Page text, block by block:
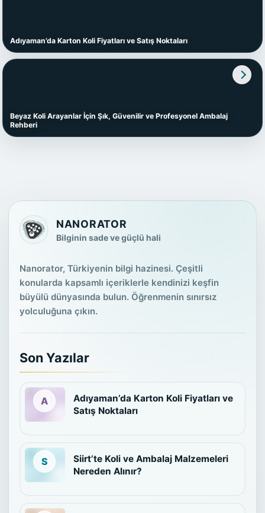
Adıyaman’da Karton Koli Fiyatları ve Satış Noktaları
Beyaz Koli Arayanlar İçin Şık, Güvenilir ve Profesyonel Ambalaj
Rehberi
NANORATOR
Bilginin sade ve güçlü hali
Nanorator, Türkiyenin bilgi hazinesi. Çeşitli
konularda kapsamlı içeriklerle kendinizi keşfin
büyülü dünyasında bulun. Öğrenmenin sınırsız
yolculuğuna çıkın.
Son Yazılar
Adıyaman’da Karton Koli Fiyatları ve
Satış Noktaları
Siirt’te Koli ve Ambalaj Malzemeleri
Nereden Alınır?